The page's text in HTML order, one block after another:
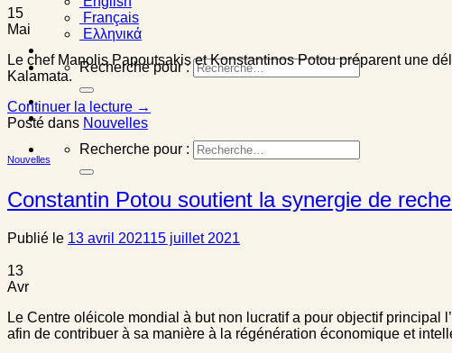
Français
Ελληνικά
Recherche pour :
Recherche pour :
15
Mai
Le chef Manolis Papoutsakis et Konstantinos Potou préparent une
Kalamata.
Continuer la lecture →
Posté dans Nouvelles
Nouvelles
Constantin Potou soutient la synergie de
Publié le 13 avril 202115 juillet 2021
13
Avr
Le Centre oléicole mondial à but non lucratif a pour objectif principal
afin de contribuer à sa manière à la régénération économique et